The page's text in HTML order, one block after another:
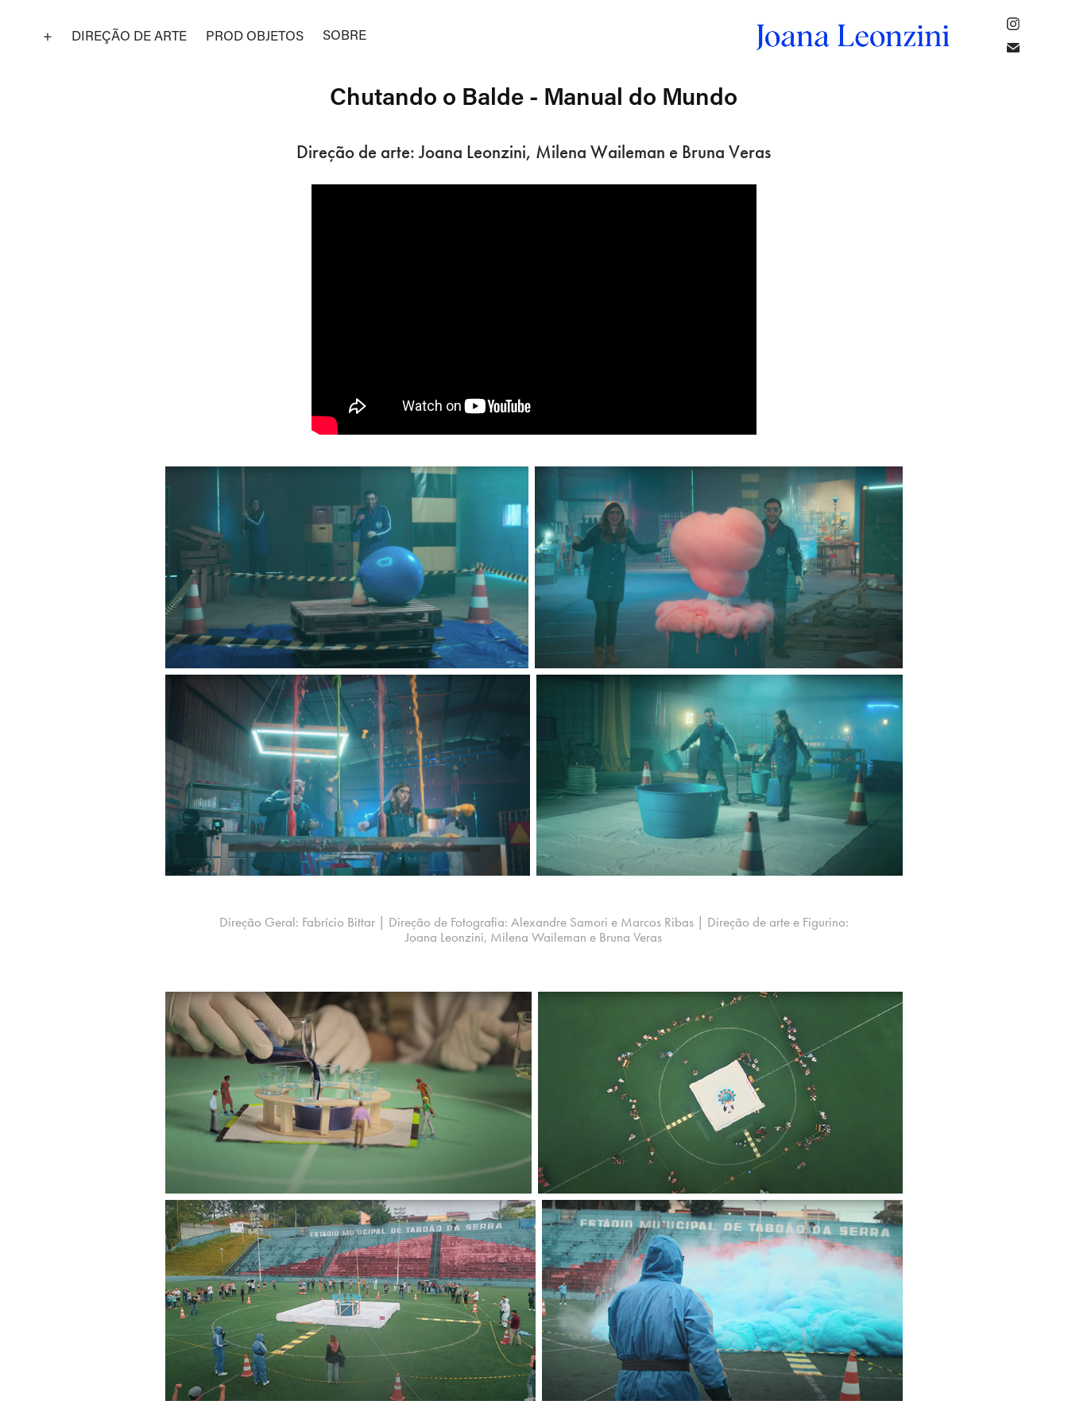
+ DIREÇÃO DE ARTE PROD OBJETOS SOBRE
Chutando o Balde - Manual do Mundo
Direção de arte: Joana Leonzini, Milena Waileman e Bruna Veras
Direção Geral: Fabrício Bittar | Direção de Fotografia: Alexandre Samori e Marcos Ribas | Direção de arte e Figurino:
Joana Leonzini, Milena Waileman e Bruna Veras